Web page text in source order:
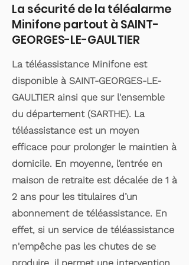
La sécurité de la téléalarme
Minifone partout à SAINT-
GEORGES-LE-GAULTIER
La téléassistance Minifone est
disponible à SAINT-GEORGES-LE-
GAULTIER ainsi que sur l'ensemble
du département (SARTHE). La
téléassistance est un moyen
efficace pour prolonger le maintien à
domicile. En moyenne, l’entrée en
maison de retraite est décalée de 1 à
2 ans pour les titulaires d’un
abonnement de téléassistance. En
effet, si un service de téléassistance
n'empêche pas les chutes de se